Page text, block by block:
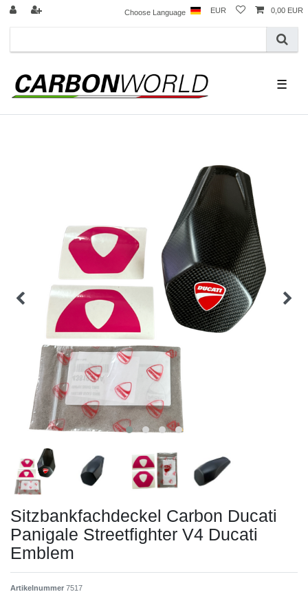
Choose Language EUR 0,00 EUR
☰
Sitzbankfachdeckel Carbon Ducati
Panigale Streetfighter V4 Ducati
Emblem
Artikelnummer 7517